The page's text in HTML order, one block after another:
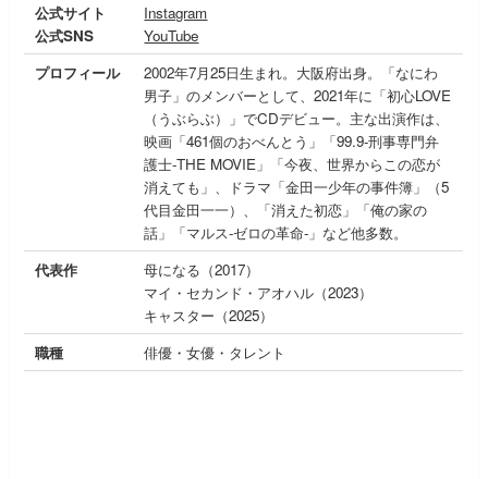
公式サイト
公式SNS
Instagram
YouTube
プロフィール
2002年7月25日生まれ。大阪府出身。「なにわ
男子」のメンバーとして、2021年に「初心LOVE
（うぶらぶ）」でCDデビュー。主な出演作は、
映画「461個のおべんとう」「99.9-刑事専門弁
護士-THE MOVIE」「今夜、世界からこの恋が
消えても」、ドラマ「金田一少年の事件簿」（5
代目金田一一）、「消えた初恋」「俺の家の
話」「マルス-ゼロの革命-」など他多数。
代表作
母になる（2017）
マイ・セカンド・アオハル（2023）
キャスター（2025）
職種
俳優・女優・タレント